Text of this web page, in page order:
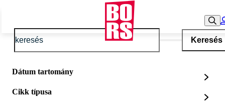
Keresés
Dátum tartomány
Cikk típusa